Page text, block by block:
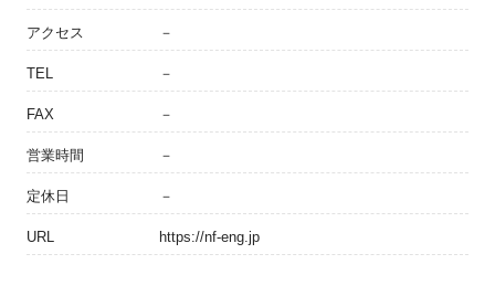
アクセス －
TEL －
FAX －
営業時間 －
定休日 －
URL https://nf-eng.jp